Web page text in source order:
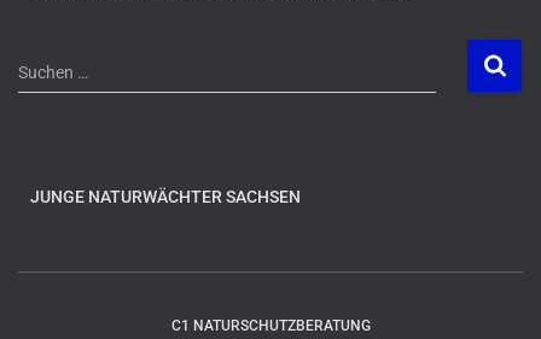
S
u
c
Suchen …
JUNGE NATURWÄCHTER SACHSEN
C1 NATURSCHUTZBERATUNG